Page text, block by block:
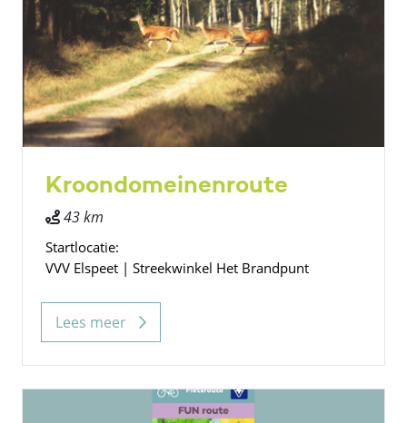
Kroondomeinenroute
43 km
Startlocatie:
VVV Elspeet | Streekwinkel Het Brandpunt
Lees meer